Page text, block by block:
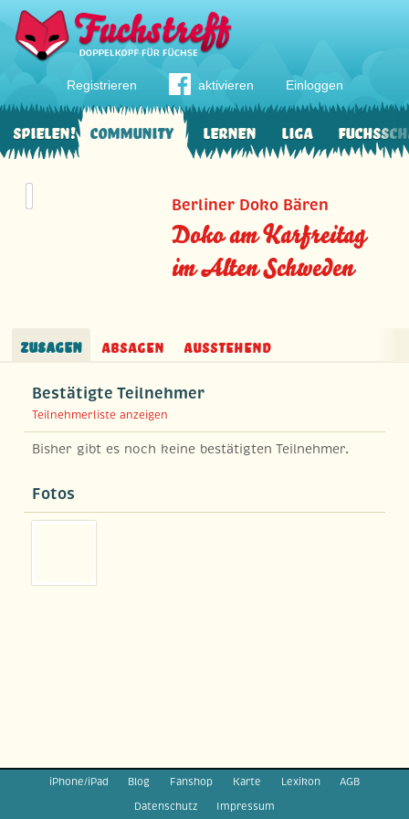
Registrieren aktivieren Einloggen
Community Lernen Liga
Spielen!
Berliner Doko Bären
Doko am Karfreitag
im Alten Schweden
Zusagen Absagen Ausstehend
Bestätigte Teilnehmer
Teilnehmerliste anzeigen
Bisher gibt es noch keine bestätigten Teilnehmer.
Fotos
iPhone/iPad Blog Fanshop Karte Lexikon
AGB
Datenschutz
Impressum